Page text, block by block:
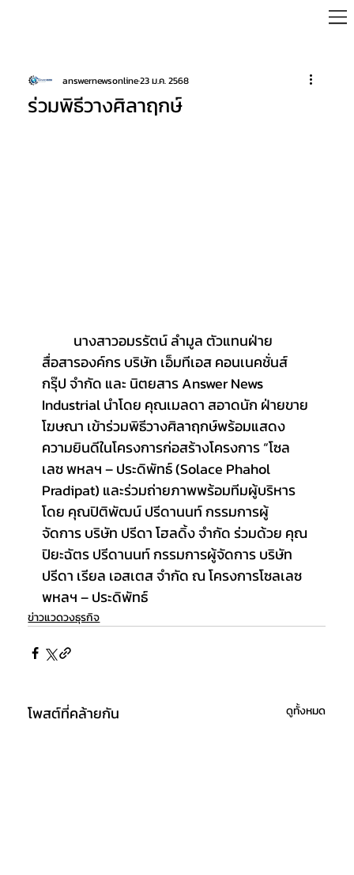
ร่วมพิธีวางศิลาฤกษ์
answernewsonline23 ม.ค. 2568
สื่อสารองค์กร บริษัท เอ็มทีเอส คอนเนคชั่นส์
กรุ๊ป จำกัด และ นิตยสาร Answer News
Industrial นำโดย คุณเมลดา สอาดนัก ฝ่ายขาย
โฆษณา เข้าร่วมพิธีวางศิลาฤกษ์พร้อมแสดง
ความยินดีในโครงการก่อสร้างโครงการ “โซล
เลซ พหลฯ – ประดิพัทธ์ (Solace Phahol
Pradipat) และร่วมถ่ายภาพพร้อมทีมผู้บริหาร
โดย คุณปิติพัฒน์ ปรีดานนท์ กรรมการผู้
จัดการ บริษัท ปรีดา โฮลดิ้ง จำกัด ร่วมด้วย คุณ
ปิยะฉัตร ปรีดานนท์ กรรมการผู้จัดการ บริษัท
ปรีดา เรียล เอสเตส จำกัด ณ โครงการโซลเลซ
พหลฯ – ประดิพัทธ์
ข่าวแวดวงธุรกิจ
โพสต์ที่คล้ายกัน ดูทั้งหมด